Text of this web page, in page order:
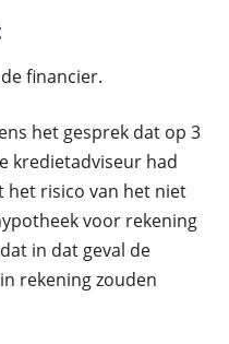
financier.
het gesprek dat op 3
kredietadviseur had
het risico van het niet
voor rekening
in dat geval de
rekening zouden